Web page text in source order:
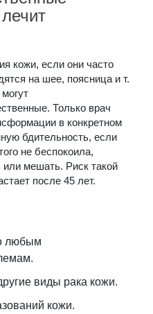
кожи, если они часто
на шее, поясница и т.
Только врач
в конкретном
бдительность, если
не беспокоила,
или мешать. Риск такой
после 45 лет.
любым
виды рака кожи.
кожи.